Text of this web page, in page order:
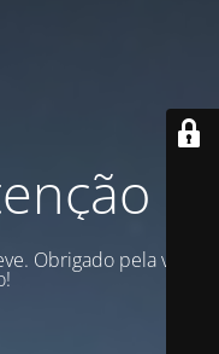
Obrigado pela vossa